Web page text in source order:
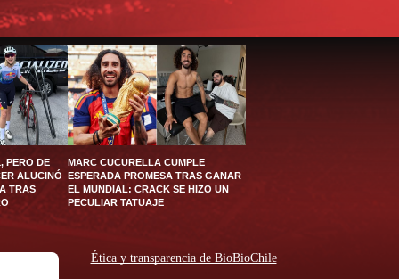
PERO DE
ALUCINÓ
TRAS
MARC CUCURELLA CUMPLE
ESPERADA PROMESA TRAS GANAR
EL MUNDIAL: CRACK SE HIZO UN
PECULIAR TATUAJE
Ética y transparencia de BioBioChile